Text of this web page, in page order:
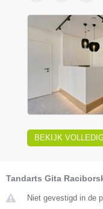
BEKIJK
Tandarts Gita
Niet gevestigd in de